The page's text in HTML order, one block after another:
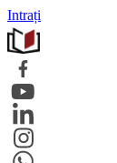
Intrați